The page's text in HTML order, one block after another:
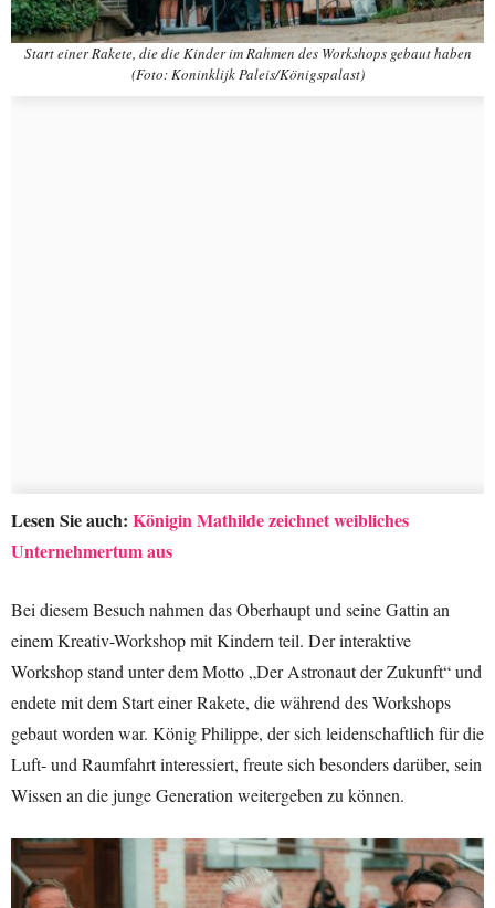
Start einer Rakete, die die Kinder im Rahmen des Workshops gebaut haben
(Foto: Koninklijk Paleis/Königspalast)
Lesen Sie auch: Königin Mathilde zeichnet weibliches
Unternehmertum aus
Bei diesem Besuch nahmen das Oberhaupt und seine Gattin an
einem Kreativ-Workshop mit Kindern teil. Der interaktive
Workshop stand unter dem Motto „Der Astronaut der Zukunft“ und
endete mit dem Start einer Rakete, die während des Workshops
gebaut worden war. König Philippe, der sich leidenschaftlich für die
Luft- und Raumfahrt interessiert, freute sich besonders darüber, sein
Wissen an die junge Generation weitergeben zu können.